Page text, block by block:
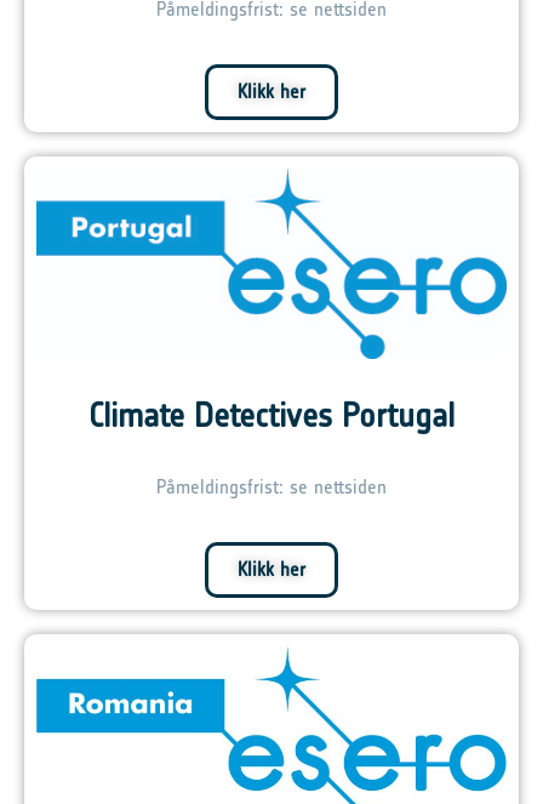
Påmeldingsfrist: se nettsiden
Klikk her
Climate Detectives Portugal
Påmeldingsfrist: se nettsiden
Klikk her